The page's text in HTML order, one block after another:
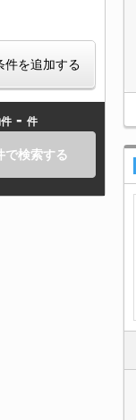
件を追加する
- 件
で検索する